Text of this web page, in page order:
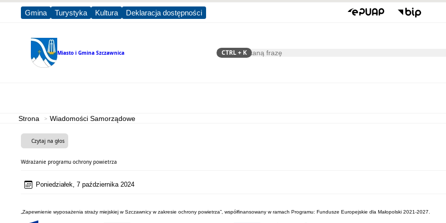
Gmina Turystyka Kultura Deklaracja dostępności
Miasto i Gmina Szczawnica Szukaj
CTRL+ K
Strona Wiadomości Samorządowe
Czytaj na głos
Wdrażanie programu ochrony powietrza
Poniedziałek, 7 października 2024
„Zapewnienie wyposażenia straży miejskiej w Szczawnicy w zakresie ochrony powietrza”, współfinansowany w ramach Programu: Fundusze Europejskie dla Małopolski 2021-2027.